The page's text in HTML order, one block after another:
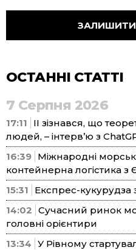
ОСТАННІ СТАТТІ
7 Серпня 2026
17:11
ІІ зізнався, що
людей, – інтерв’ю з
16:39 Міжнародні
контейнерна логістика з
15:31
Експрес-кукурудза
14:02 Сучасний ринок
головні орієнтири
13:34 У Рівному